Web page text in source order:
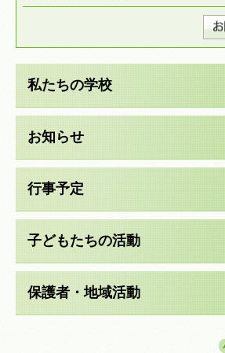
私たちの学校
お知らせ
行事予定
子どもたちの活動
保護者・地域活動